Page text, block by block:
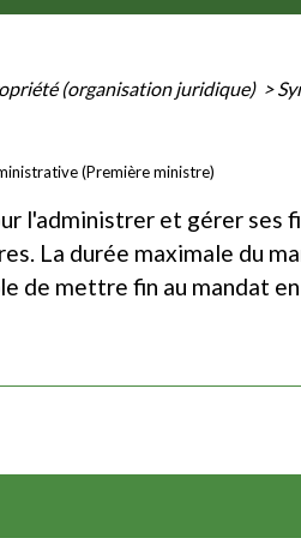
(organisation juridique) >
(Première ministre)
l'administrer et gérer ses
La durée maximale du
de mettre fin au mandat